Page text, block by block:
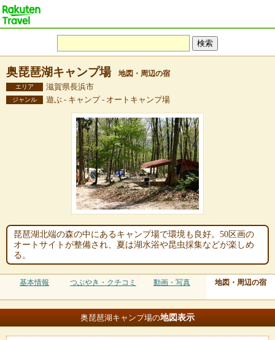
奥琵琶湖キャンプ場 地図・周辺の宿
エリア 滋賀県長浜市
ジャンル 遊ぶ - キャンプ - オートキャンプ場
琵琶湖北端の森の中にあるキャンプ場で環境も良好。50区画の
オートサイトが整備され、夏は湖水浴や昆虫採集などが楽しめ
る。
基本情報 つぶやき・クチコミ 動画・写真 地図・周辺の宿
奥琵琶湖キャンプ場の地図表示